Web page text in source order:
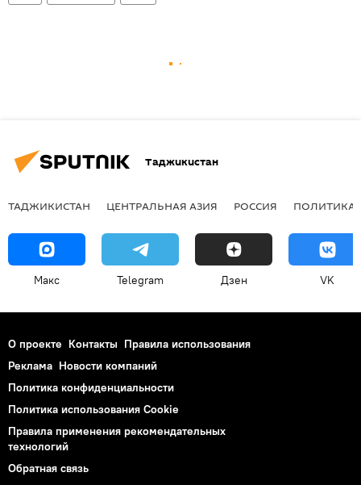
Таджикистан
ТАДЖИКИСТАН ЦЕНТРАЛЬНАЯ АЗИЯ РОССИЯ ПОЛИТИКА
Макс Telegram Дзен VK
О проекте Контакты Правила использования
Реклама Новости компаний
Политика конфиденциальности
Политика использования Cookie
Правила применения рекомендательных
технологий
Обратная связь